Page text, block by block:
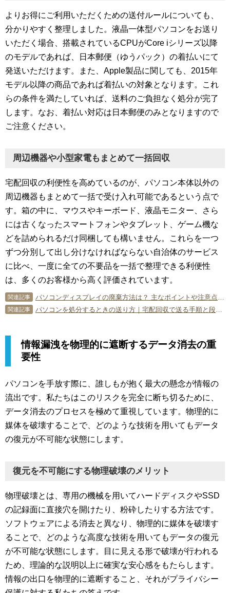
よりお得にご利用いただくための送付ルールについても、
分かりやすく整理しました。液晶一体型パソコンをお送り
いただく場合、搭載されているCPUがCore iシリーズ以降
のモデルであれば、日本郵便（ゆうパック）の着払いにて
発送いただけます。また、Apple製品に関しても、2015年
モデル以降の商品であれば着払いの対象となります。これ
らの条件を満たしていれば、送料のご負担なく処分が完了
します。なお、着払い対応は日本郵便のみとなりますので
ご注意ください。
周辺機器や小型家電もまとめて一括回収
宅配回収の利便性を高めているのが、パソコン本体以外の
周辺機器もまとめて一括で受け入れ可能であるという点で
す。箱の中に、マウスやキーボード、液晶モニター、さら
には古くなったスマートフォンやタブレット、ゲーム機な
どを詰められるだけ同梱しても構いません。これらを一つ
ずつ分別して出し分けなければならない自治体のサービス
に比べ、一度に全ての不要品を一括で整理できる利便性
は、多くのお客様から高く評価されています。
関連記事
関連記事
情報漏洩を物理的に遮断するデータ消去の重
要性
パソコンを手放す際に、誰しもが抱く最大の懸念が情報の
流出です。私たちはこのリスクを完全に断ち切るために、
データ消去のプロセスを極めて重視しています。物理的に
媒体を破壊することで、どのような技術を用いてもデータ
の復元が不可能な状態にします。
復元を不可能にする物理破壊のメリット
物理破壊とは、専用の機械を用いてハードディスクやSSD
の記録面に直接穴を開けたり、粉砕したりする方法です。
ソフトウェアによる消去と異なり、物理的に媒体を破壊す
ることで、どのような高度な技術を用いてもデータの復元
が不可能な状態にします。目に見える形で破壊が行われる
ため、理論的な説明以上に確実な安心感をもたらします。
情報の出口を物理的に遮断すること、それがプライバシー